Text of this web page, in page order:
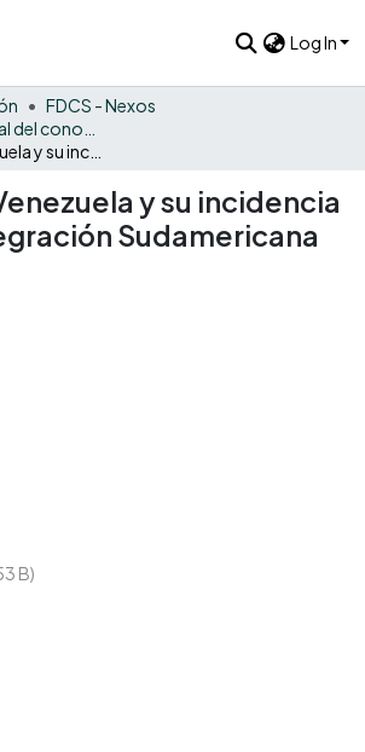
Log In
FDCS - Nexos
y su incidencia
Sudamericana
B)